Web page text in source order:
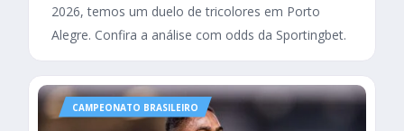
2026, temos um duelo de tricolores em Porto
Alegre. Confira a análise com odds da Sportingbet.
CAMPEONATO BRASILEIRO